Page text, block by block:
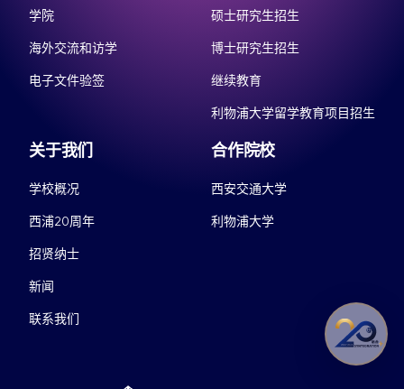
学院
海外交流和访学
电子文件验签
硕士研究生招生
博士研究生招生
继续教育
利物浦大学留学教育项目招生
关于我们
学校概况
西浦20周年
招贤纳士
新闻
联系我们
合作院校
西安交通大学
利物浦大学